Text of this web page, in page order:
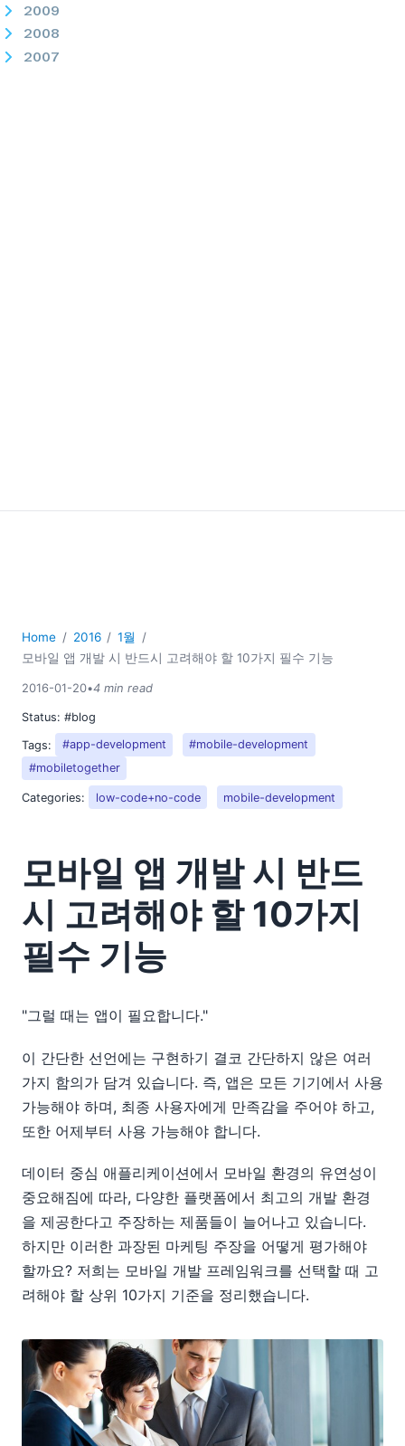
2009
2008
2007
Home 2016
1월
모바일 앱 개발 시 반드시 고려해야 할 10가지 필수 기능
2016-01-20•4 min read
Status: #blog
Tags:
#app-development
#mobile-development
#mobiletogether
Categories: low-code+no-code mobile-development
모바일 앱 개발 시 반드
시 고려해야 할 10가지
필수 기능
"그럴 때는 앱이 필요합니다."
이 간단한 선언에는 구현하기 결코 간단하지 않은 여러
가지 함의가 담겨 있습니다. 즉, 앱은 모든 기기에서 사용
가능해야 하며, 최종 사용자에게 만족감을 주어야 하고,
또한 어제부터 사용 가능해야 합니다.
데이터 중심 애플리케이션에서 모바일 환경의 유연성이
중요해짐에 따라, 다양한 플랫폼에서 최고의 개발 환경
을 제공한다고 주장하는 제품들이 늘어나고 있습니다.
하지만 이러한 과장된 마케팅 주장을 어떻게 평가해야
할까요? 저희는 모바일 개발 프레임워크를 선택할 때 고
려해야 할 상위 10가지 기준을 정리했습니다.